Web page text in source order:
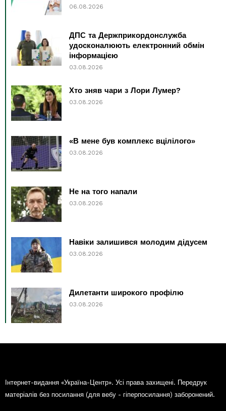
06.08.2026
ДПС та Держприкордонслужба
удосконалюють електронний обмін
інформацією
03.08.2026
Хто зняв чари з Лори Лумер?
03.08.2026
«В мене був комплекс вцілілого»
03.08.2026
Не на того напали
03.08.2026
Навіки залишився молодим дідусем
03.08.2026
Дилетанти широкого профілю
03.08.2026
Інтернет-видання «Україна-Центр». Усі права захищені. Передрук
матеріалів без посилання (для вебу - гіперпосилання) заборонений.